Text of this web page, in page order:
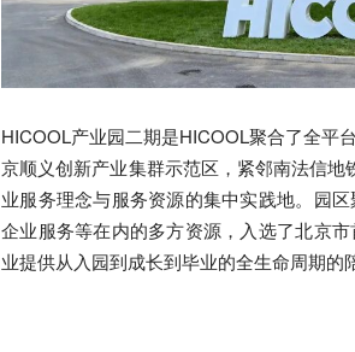
HICOOL产业园二期是HICOOL聚合了全平
京顺义创新产业集群示范区，紧邻南法信
业服务理念与服务资源的集中实践地。园
企业服务等在内的多方资源，入选了北京
业提供从入园到成长到毕业的全生命周期的